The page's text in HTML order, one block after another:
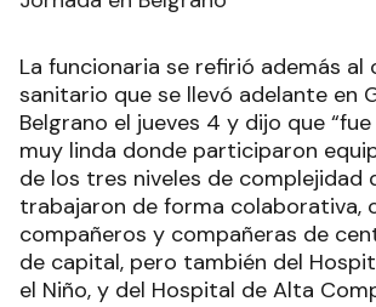
La funcionaria se refirió además al
sanitario que se llevó adelante en
Belgrano el jueves 4 y dijo que
muy linda donde participaron
de los tres niveles de complejidad
trabajaron de forma colaborativa,
compañeros y compañeras de
de capital, pero también del
el Niño, y del Hospital de Alta